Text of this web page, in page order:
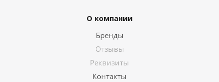
О компании
Бренды
Отзывы
Реквизиты
Контакты